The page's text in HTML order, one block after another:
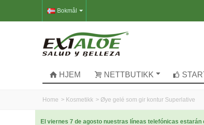
Bokmål
HJEM NETTBUTIKK
Home > Kosmetikk > Øye gelé som gir kontur Superlative
El viernes 7 de agosto nuestras líneas telefónicas